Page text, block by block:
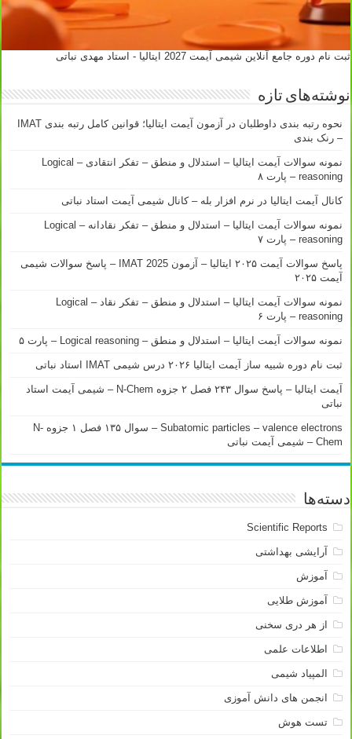
ثبت نام دوره جامع آنلاین شیمی آیمت 2027 ایتالیا - استاد مهدی نباتی
نوشته‌های تازه
نحوه رتبه بندی داوطلبان در آزمون آیمت ایتالیا؛ قوانین کامل رتبه بندی IMAT
– رنک بندی
نمونه سوالات آیمت ایتالیا – استدلال و منطق – تفکر انتقادی – Logical
reasoning – پارت ۸
کانال آیمت ایتالیا در نرم افزار بله – کانال شیمی آیمت استاد نباتی
نمونه سوالات آیمت ایتالیا – استدلال و منطق – تفکر نقادانه – Logical
reasoning – پارت ۷
پاسخ سوالات آیمت ۲۰۲۵ ایتالیا – آزمون IMAT 2025 – پاسخ سوالات شیمی
آیمت ۲۰۲۵
نمونه سوالات آیمت ایتالیا – استدلال و منطق – تفکر نقاد – Logical
reasoning – پارت ۶
نمونه سوالات آیمت ایتالیا – استدلال و منطق – Logical reasoning – پارت ۵
ثبت نام دوره شبیه ساز آیمت ایتالیا ۲۰۲۶ درس شیمی IMAT استاد نباتی
آیمت ایتالیا – پاسخ سوال ۲۴۳ فصل ۲ جزوه N-Chem – شیمی آیمت استاد
نباتی
Subatomic particles – valence electrons – سوال ۱۳۵ فصل ۱ جزوه N-
Chem – شیمی آیمت نباتی
دسته‌ها
Scientific Reports
آرایشی بهداشتی
آموزش
آموزش طلایی
از هر دری سخنی
اطلاعات علمی
المپیاد شیمی
انجمن های دانش آموزی
تست هوش